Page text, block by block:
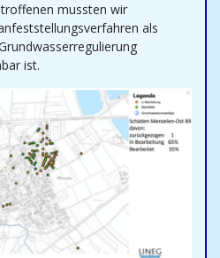
mussten wir
als
ist.